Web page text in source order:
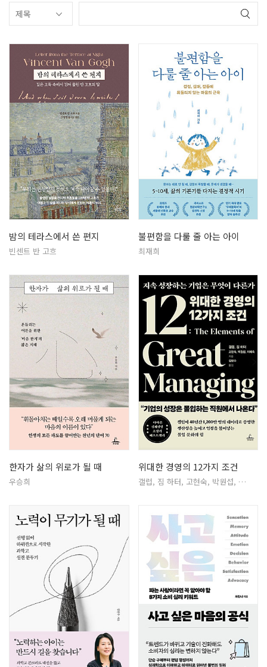
밤의 테라스에서 쓴 편지
빈센트 반 고흐
불편함을 다룰 줄 아는 아이
최재희
한자가 삶의 위로가 될 때
우승희
위대한 경영의 12가지 조건
갤럽, 짐 하터, 고현숙, 박원섭, …